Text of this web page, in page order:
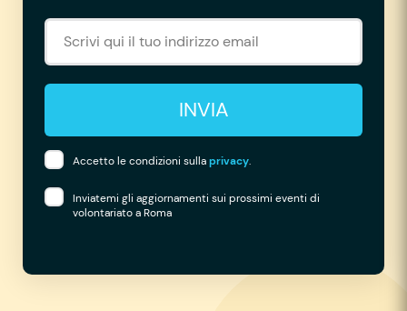
INVIA
Accetto le condizioni sullaprivacy.
Inviatemi gli aggiornamenti sui prossimi eventi di
volontariato a Roma